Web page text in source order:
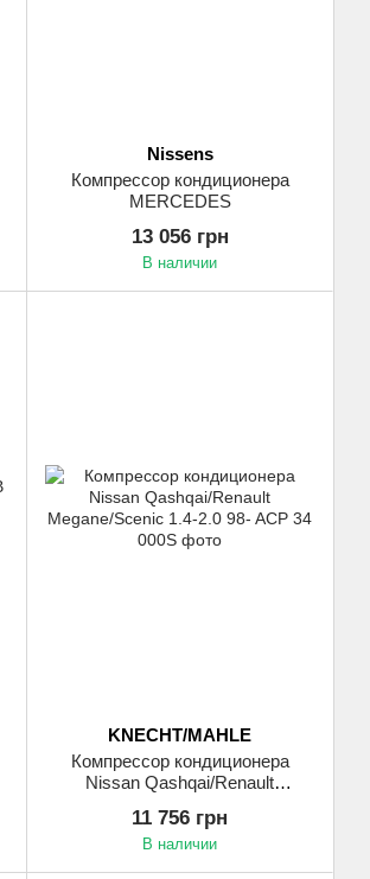
Nissens
Компрессор кондиционера
MERCEDES
13 056 грн
В наличии
KNECHT/MAHLE
Компрессор кондиционера
Nissan Qashqai/Renault
11 756 грн
В наличии